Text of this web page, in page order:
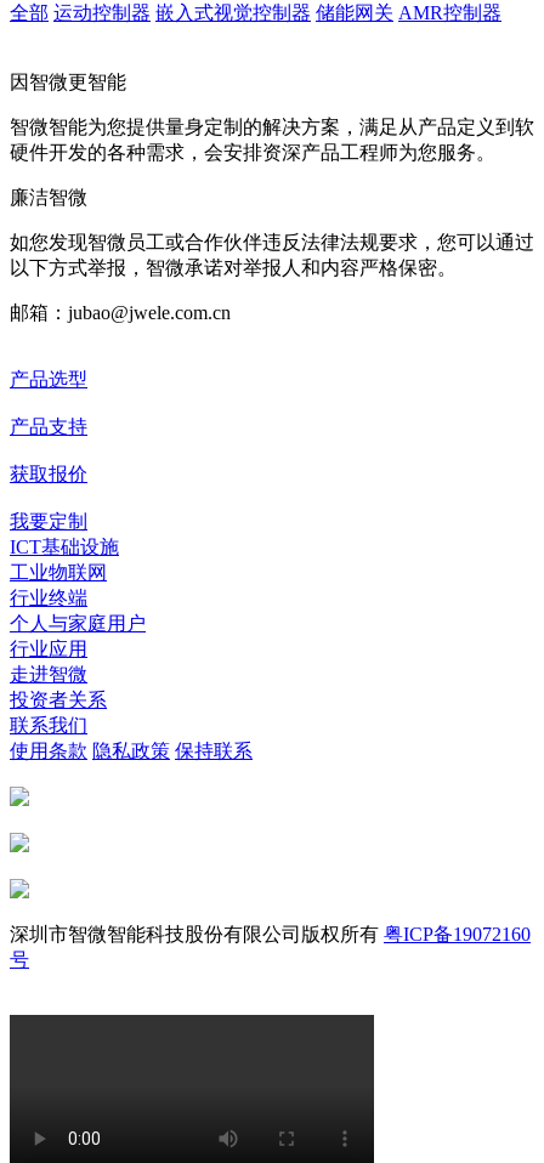
全部 运动控制器 嵌入式视觉控制器 储能网关 AMR控制器
因智微更智能
智微智能为您提供量身定制的解决方案，满足从产品定义到软
硬件开发的各种需求，会安排资深产品工程师为您服务。
廉洁智微
如您发现智微员工或合作伙伴违反法律法规要求，您可以通过
以下方式举报，智微承诺对举报人和内容严格保密。
邮箱：jubao@jwele.com.cn
产品选型
产品支持
获取报价
我要定制
ICT基础设施
工业物联网
行业终端
个人与家庭用户
行业应用
走进智微
投资者关系
联系我们
使用条款 隐私政策 保持联系
深圳市智微智能科技股份有限公司版权所有 粤ICP备19072160
号